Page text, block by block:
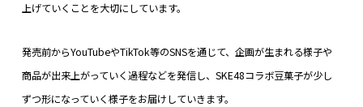
上げていくことを大切にしています。
発売前からYouTubeやTikTok等のSNSを通じて、企画が生まれる様子や
商品が出来上がっていく過程などを発信し、SKE48コラボ豆菓子が少し
ずつ形になっていく様子をお届けしていきます。